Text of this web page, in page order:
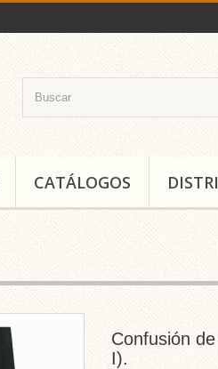
CATÁLOGOS
Confusión
I).